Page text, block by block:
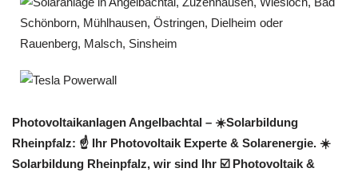
Photovoltaikanlagen Angelbachtal – ☀️Solarbildung
Rheinpfalz: ☝️ Ihr Photovoltaik Experte & Solarenergie. ☀️
Solarbildung Rheinpfalz, wir sind Ihr ☑️ Photovoltaik &